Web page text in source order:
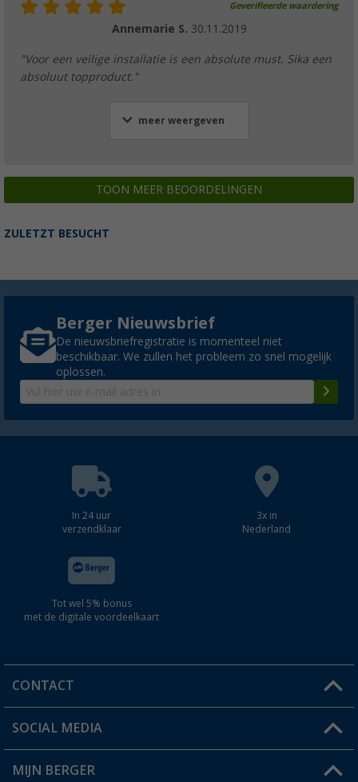
Geverifieerde waardering
Annemarie S. 30.11.2019
"Voor een veilige installatie is een absolute must. Sika een
absoluut topproduct."
meer weergeven
TOON MEER BEOORDELINGEN
ZULETZT BESUCHT
Berger Nieuwsbrief
De nieuwsbriefregistratie is momenteel niet
beschikbaar. We zullen het probleem zo snel mogelijk
oplossen.
In 24 uur
verzendklaar
3x in
Nederland
Tot wel 5% bonus
met de digitale voordeelkaart
CONTACT
Een vraag?
Winkel vinden
SOCIAL MEDIA
MIJN BERGER